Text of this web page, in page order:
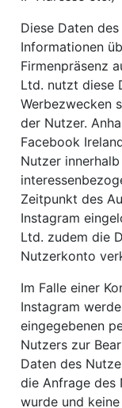
Diese Daten
Informationen
Firmenpräsenz
Ltd. nutzt diese
Werbezwecken
der Nutzer.
Facebook
Nutzer
Zeitpunkt des
Instagram
Ltd. zudem die
Nutzerkonto
Im Falle einer
Instagram
eingegebenen
Nutzers zur
Daten des
die Anfrage des
wurde und